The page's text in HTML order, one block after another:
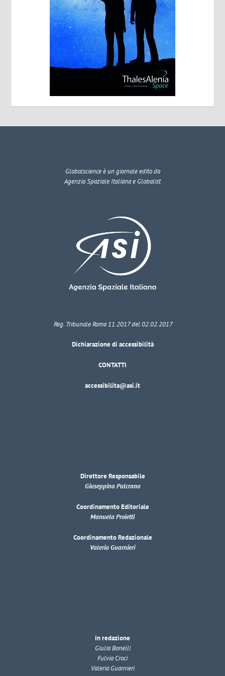
Globalscienceè un giornale edito da
Agenzia Spaziale Italiana e Globalist
Reg. Tribunale Roma 11.2017 del 02.02.2017
Dichiarazione di accessibilità
CONTATTI
accessibilita@asi.it
Direttore Responsabile
Giuseppina Pulcrano
Coordinamento Editoriale
Manuela Proietti
Coordinamento Redazionale
Valeria Guarnieri
In redazione
Giulia Bonelli
Fulvia Croci
Valeria Guarnieri